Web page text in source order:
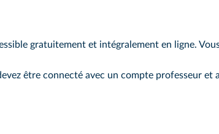
professeur
gratuitement et intégralement en ligne.
être connecté avec un compte professeur et